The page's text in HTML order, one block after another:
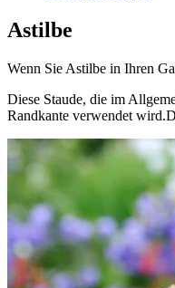
Astilbe
Wenn Sie Astilbe in Ihren
Diese Staude, die im
Randkante verwendet